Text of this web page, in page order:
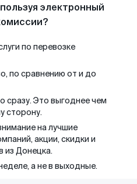
электронный
по перевозке
по сравнению от и до
сразу. Это выгоднее чем
сторону.
на лучшие
акции, скидки и
из Донецка.
а не в выходные.